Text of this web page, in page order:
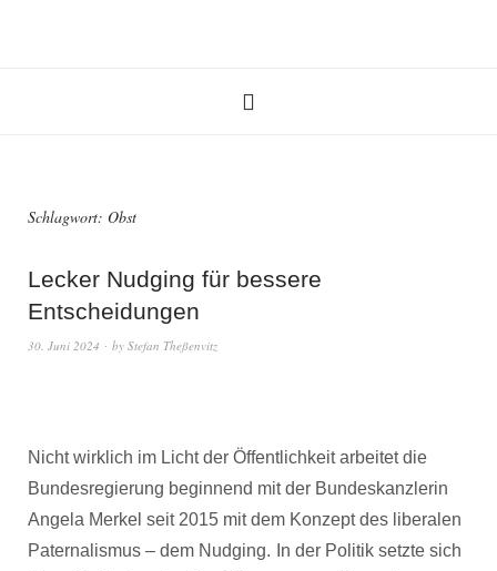
Schlagwort: Obst
Lecker Nudging für bessere
Entscheidungen
30. Juni 2024 by Stefan Theßenvitz
Nicht wirklich im Licht der Öffentlichkeit arbeitet die
Bundesregierung beginnend mit der Bundeskanzlerin
Angela Merkel seit 2015 mit dem Konzept des liberalen
Paternalismus – dem Nudging.
In der Politik setzte sich